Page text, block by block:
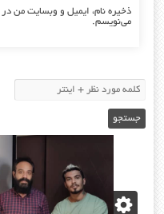
ذخیره نام، ایمیل و وبسایت من در
می‌نویسم.